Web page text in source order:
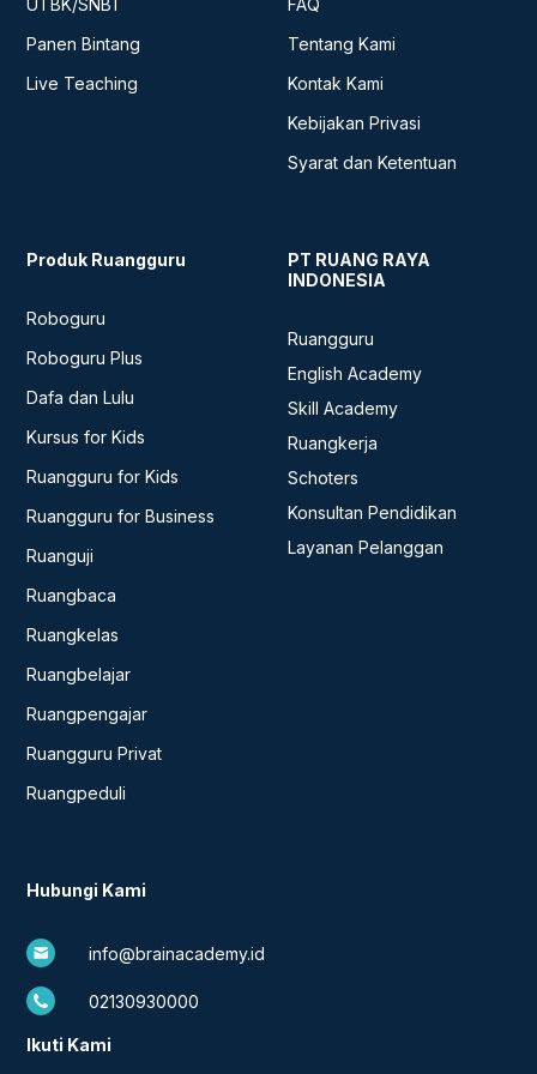
UTBK/SNBT
Panen Bintang
Live Teaching
FAQ
Tentang Kami
Kontak Kami
Kebijakan Privasi
Syarat dan Ketentuan
Produk Ruangguru
Roboguru
Roboguru Plus
Dafa dan Lulu
Kursus for Kids
Ruangguru for Kids
Ruangguru for Business
Ruanguji
Ruangbaca
Ruangkelas
Ruangbelajar
Ruangpengajar
Ruangguru Privat
Ruangpeduli
PT RUANG RAYA
INDONESIA
Ruangguru
English Academy
Skill Academy
Ruangkerja
Schoters
Konsultan Pendidikan
Layanan Pelanggan
Hubungi Kami
info@brainacademy.id
02130930000
Ikuti Kami